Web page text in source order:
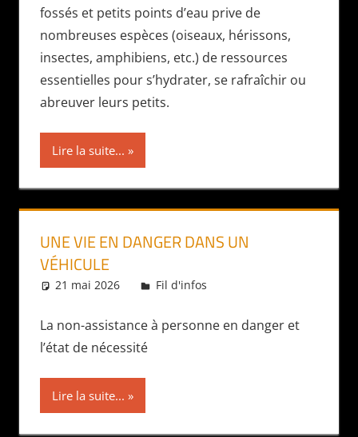
fossés et petits points d’eau prive de
nombreuses espèces (oiseaux, hérissons,
insectes, amphibiens, etc.) de ressources
essentielles pour s’hydrater, se rafraîchir ou
abreuver leurs petits.
Lire la suite...
UNE VIE EN DANGER DANS UN
VÉHICULE
21 mai 2026 Daniel
Fil d'infos
La non-assistance à personne en danger et
l’état de nécessité
Lire la suite...